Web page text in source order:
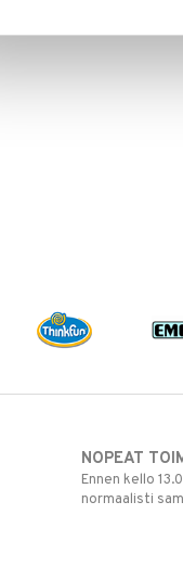
NOPEAT
Ennen kello
normaalisti